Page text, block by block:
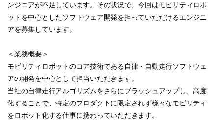
ンジニアが不足しています。その状況で、今回はモビリティロボ
ットを中心としたソフトウェア開発を担っていただけるエンジニ
アを募集しています。
＜業務概要＞
モビリティロボットのコア技術である自律・自動走行ソフトウェ
アの開発を中心として担当いただきます。
当社の自律走行アルゴリズムをさらにブラッシュアップし、高度
化することで、特定のプロダクトに限定されず様々なモビリティ
をロボット化する仕事に携わっていただきます。